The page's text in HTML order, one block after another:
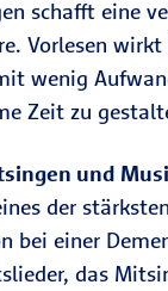
schafft eine
Vorlesen wirkt
wenig
Zeit zu
und
der
bei einer
das